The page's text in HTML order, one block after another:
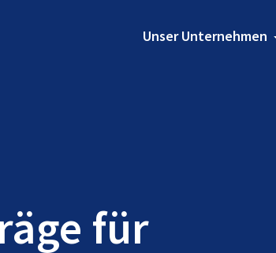
Unser Unternehmen
für